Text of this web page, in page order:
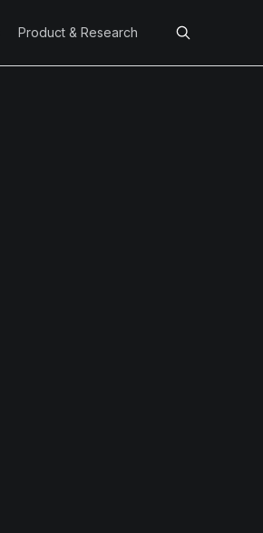
Product & Research